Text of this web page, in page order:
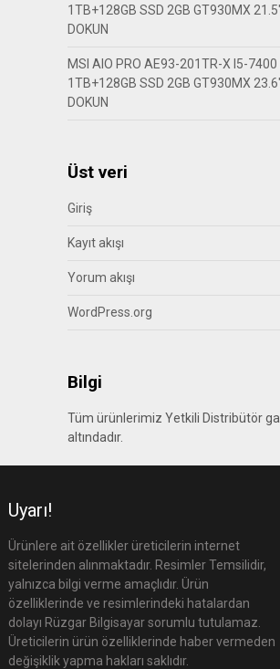
1TB+128GB SSD 2GB GT930MX
DOKUN
MSI AIO PRO AE93-201TR-X I5-7400
1TB+128GB SSD 2GB GT930MX
DOKUN
Üst veri
Giriş
Kayıt akışı
Yorum akışı
WordPress.org
Bilgi
Tüm ürünlerimiz Yetkili Distribütör
altındadır.
Uyarı!
Ürünlere ait özellikler üreticilerin internet
sitelerinden alınmaktadır. Resimler Temsilidir,
yalnızca bilgi verme amaçlıdır. Ürün
özelliklerinde ve resimlerindeki hatalardan
dolayı Rüzgar Bilgisayar sorumlu tutulamaz.
Üreticilerin ürün özelliklerinde haber vermeden
değişiklik yapma hakları saklıdır.